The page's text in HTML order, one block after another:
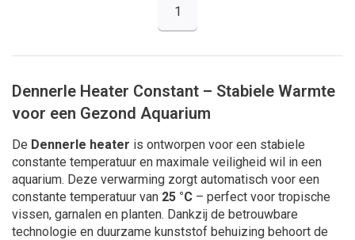
1
Dennerle Heater Constant – Stabiele Warmte
voor een Gezond Aquarium
De Dennerle heater is ontworpen voor een stabiele
constante temperatuur en maximale veiligheid wil in een
aquarium. Deze verwarming zorgt automatisch voor een
constante temperatuur van 25 °C – perfect voor tropische
vissen, garnalen en planten. Dankzij de betrouwbare
technologie en duurzame kunststof behuizing behoort de